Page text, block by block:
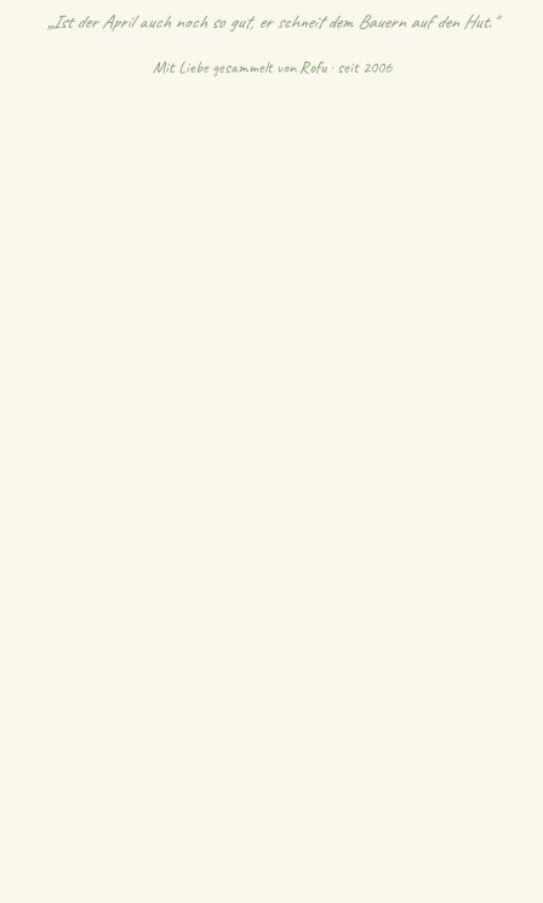
„Ist der April auch noch so gut, er schneit dem Bauern auf den Hut."
Mit Liebe gesammelt vonRofu· seit 2006